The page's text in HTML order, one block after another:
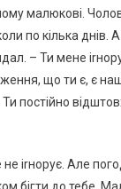
малюкові.
по кілька днів.
– Ти мене
що ти є, є
постійно
не іrнорує. Але